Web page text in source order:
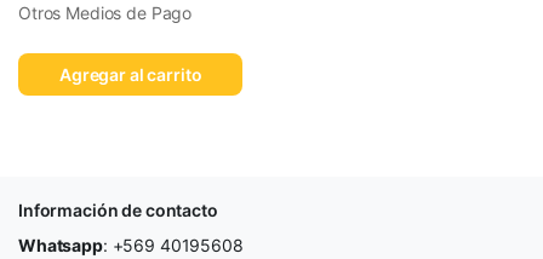
Otros Medios de Pago
Agregar al carrito
Información de contacto
Whatsapp: +569 40195608